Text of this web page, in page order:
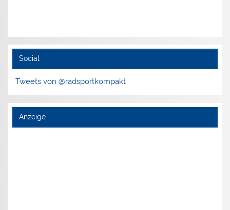
Social
Tweets von @radsportkompakt
Anzeige